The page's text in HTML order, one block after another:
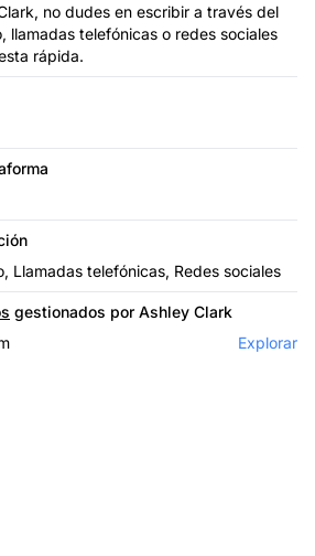
no dudes en escribir a través del
llamadas telefónicas o redes sociales
rápida.
Llamadas telefónicas, Redes sociales
gestionados por Ashley Clark
Explorar